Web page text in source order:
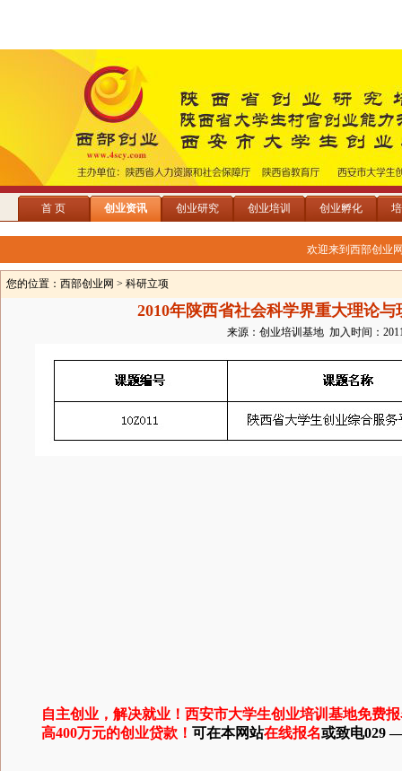
首 页 创业资讯 创业研究 创业培训 创业孵化
欢迎来到西部创业
您的位置： 西部创业网 > 科研立项
2010年陕西省社会科学界重大理论
来源：创业培训基地 加入时间：
自主创业，解决就业！西安市大学生创业培训基地免费
高400万元的创业贷款！ 可在本网站在线报名或致电029 —